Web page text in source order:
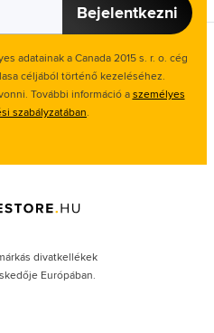
Bejelentkezni
adatainak a Canada 2015 s. r. o. cég
céljából történő kezeléséhez.
További információ aszemélyes
szabályzatában.
divatkellékek
Európában.